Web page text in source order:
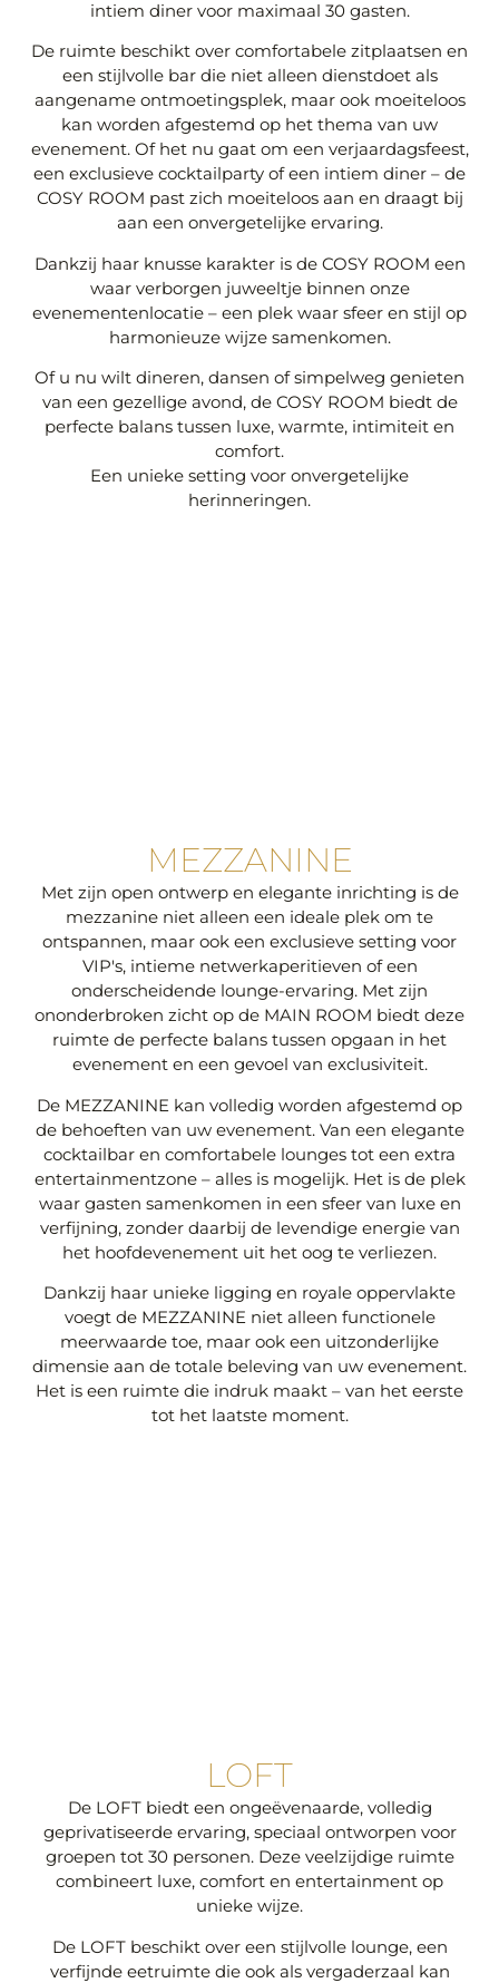
intiem diner voor maximaal 30 gasten.
De ruimte beschikt over comfortabele zitplaatsen en
een stijlvolle bar die niet alleen dienstdoet als
aangename ontmoetingsplek, maar ook moeiteloos
kan worden afgestemd op het thema van uw
evenement. Of het nu gaat om een verjaardagsfeest,
een exclusieve cocktailparty of een intiem diner – de
COSY ROOM past zich moeiteloos aan en draagt bij
aan een onvergetelijke ervaring.
Dankzij haar knusse karakter is de COSY ROOM een
waar verborgen juweeltje binnen onze
evenementenlocatie – een plek waar sfeer en stijl op
harmonieuze wijze samenkomen.
Of u nu wilt dineren, dansen of simpelweg genieten
van een gezellige avond, de COSY ROOM biedt de
perfecte balans tussen luxe, warmte, intimiteit en
comfort.
Een unieke setting voor onvergetelijke
herinneringen.
MEZZANINE
Met zijn open ontwerp en elegante inrichting is de
mezzanine niet alleen een ideale plek om te
ontspannen, maar ook een exclusieve setting voor
VIP's, intieme netwerkaperitieven of een
onderscheidende lounge-ervaring. Met zijn
ononderbroken zicht op de MAIN ROOM biedt deze
ruimte de perfecte balans tussen opgaan in het
evenement en een gevoel van exclusiviteit.
De MEZZANINE kan volledig worden afgestemd op
de behoeften van uw evenement. Van een elegante
cocktailbar en comfortabele lounges tot een extra
entertainmentzone – alles is mogelijk. Het is de plek
waar gasten samenkomen in een sfeer van luxe en
verfijning, zonder daarbij de levendige energie van
het hoofdevenement uit het oog te verliezen.
Dankzij haar unieke ligging en royale oppervlakte
voegt de MEZZANINE niet alleen functionele
meerwaarde toe, maar ook een uitzonderlijke
dimensie aan de totale beleving van uw evenement.
Het is een ruimte die indruk maakt – van het eerste
tot het laatste moment.
LOFT
De LOFT biedt een ongeëvenaarde, volledig
geprivatiseerde ervaring, speciaal ontworpen voor
groepen tot 30 personen. Deze veelzijdige ruimte
combineert luxe, comfort en entertainment op
unieke wijze.
De LOFT beschikt over een stijlvolle lounge, een
verfijnde eetruimte die ook als vergaderzaal kan